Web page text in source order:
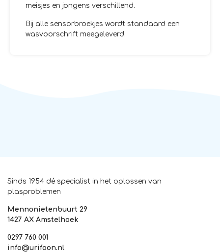
meisjes en jongens verschillend.
Bij alle sensorbroekjes wordt standaard een
wasvoorschrift meegeleverd.
Sinds 1954 dé specialist in het oplossen van
plasproblemen
Mennonietenbuurt 29
1427 AX Amstelhoek
0297 760 001
info@urifoon.nl